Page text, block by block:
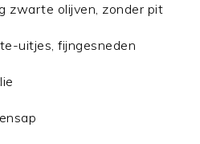
zwarte olijven, zonder pit
uitjes, fijngesneden